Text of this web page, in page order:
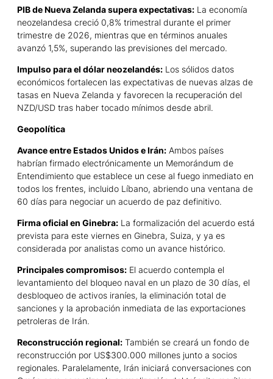
PIB de Nueva Zelanda supera expectativas: La economía
neozelandesa creció 0,8% trimestral durante el primer
trimestre de 2026, mientras que en términos anuales
avanzó 1,5%, superando las previsiones del mercado.
Impulso para el dólar neozelandés: Los sólidos datos
económicos fortalecen las expectativas de nuevas alzas de
tasas en Nueva Zelanda y favorecen la recuperación del
NZD/USD tras haber tocado mínimos desde abril.
Geopolítica
Avance entre Estados Unidos e Irán: Ambos países
habrían firmado electrónicamente un Memorándum de
Entendimiento que establece un cese al fuego inmediato en
todos los frentes, incluido Líbano, abriendo una ventana de
60 días para negociar un acuerdo de paz definitivo.
Firma oficial en Ginebra: La formalización del acuerdo está
prevista para este viernes en Ginebra, Suiza, y ya es
considerada por analistas como un avance histórico.
Principales compromisos: El acuerdo contempla el
levantamiento del bloqueo naval en un plazo de 30 días, el
desbloqueo de activos iraníes, la eliminación total de
sanciones y la aprobación inmediata de las exportaciones
petroleras de Irán.
Reconstrucción regional: También se creará un fondo de
reconstrucción por US$300.000 millones junto a socios
regionales. Paralelamente, Irán iniciará conversaciones con